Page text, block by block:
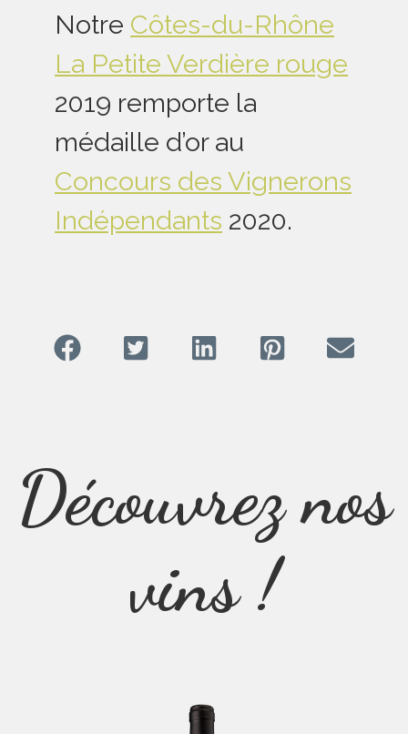
Notre Côtes-du-Rhône
La Petite Verdière rouge
2019 remporte la
médaille d’or au
Concours des Vignerons
Indépendants 2020.
Découvrez nos
vins !